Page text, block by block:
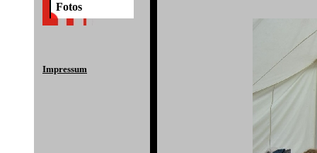
Fotos
Impressum